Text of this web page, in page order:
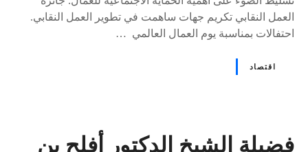
العمل النقابي تكريم جهات ساهمت في تطوير العمل النقابي.
احتفالات بمناسبة يوم العمال العالمي …
اقتصاد
فضيلة الشيخ الدكتور أفلح بن